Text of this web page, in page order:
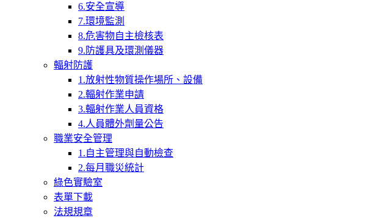
6.安全宣導
7.環境監測
8.危害物自主檢核表
9.防護具及環測儀器
輻射防護
1.放射性物質操作場所、設備
2.輻射作業申請
3.輻射作業人員資格
4.人員體外劑量公告
職業安全管理
1.自主管理與自動檢查
2.每月職災統計
綠色實驗室
表單下載
法規規章